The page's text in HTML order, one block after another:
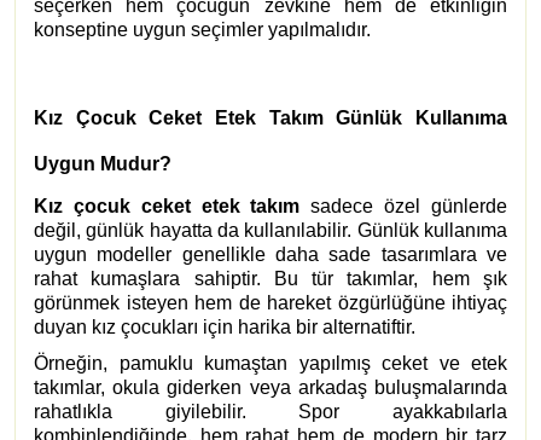
seçerken hem çocuğun zevkine hem de etkinliğin
konseptine uygun seçimler yapılmalıdır.
Kız Çocuk Ceket Etek Takım Günlük Kullanıma
Uygun Mudur?
Kız çocuk ceket etek takım sadece özel günlerde
değil, günlük hayatta da kullanılabilir. Günlük kullanıma
uygun modeller genellikle daha sade tasarımlara ve
rahat kumaşlara sahiptir. Bu tür takımlar, hem şık
görünmek isteyen hem de hareket özgürlüğüne ihtiyaç
duyan kız çocukları için harika bir alternatiftir.
Örneğin, pamuklu kumaştan yapılmış ceket ve etek
takımlar, okula giderken veya arkadaş buluşmalarında
rahatlıkla giyilebilir. Spor ayakkabılarla